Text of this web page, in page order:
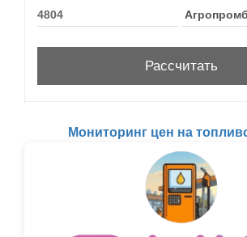
Мониторинг цен на